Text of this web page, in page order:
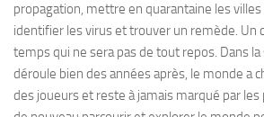
propagation, mettre en quarantaine les
identifier les virus et trouver un remède. Un
temps qui ne sera pas de tout repos. Dans la
déroule bien des années après, le monde a
des joueurs et reste à jamais marqué par